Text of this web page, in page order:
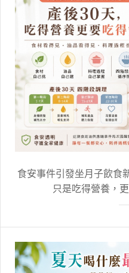
食安事件引發坐月子飲食
只是吃得營養，